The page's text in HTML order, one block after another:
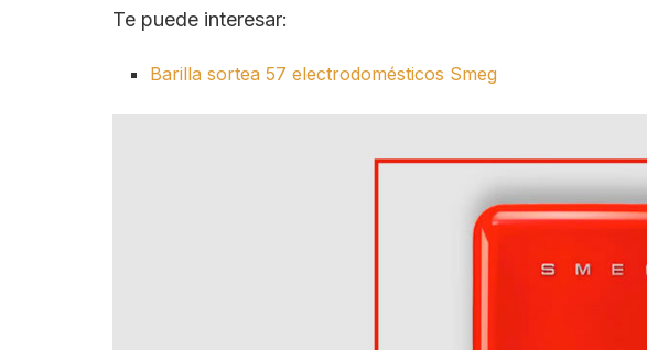
Te puede interesar:
Barilla sortea 57 electrodomésticos Smeg